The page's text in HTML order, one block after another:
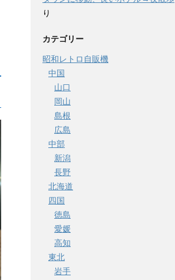
り
カテゴリー
昭和レトロ自販機
中国
山口
岡山
島根
広島
中部
新潟
長野
北海道
四国
徳島
愛媛
高知
東北
岩手